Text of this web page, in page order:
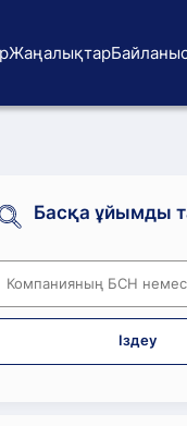
Жаңалықтар
Басқа ұйымды
Іздеу